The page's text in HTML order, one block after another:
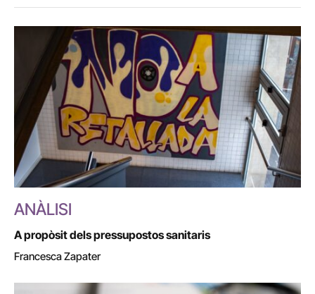
ANÀLISI
A propòsit dels pressupostos sanitaris
Francesca Zapater